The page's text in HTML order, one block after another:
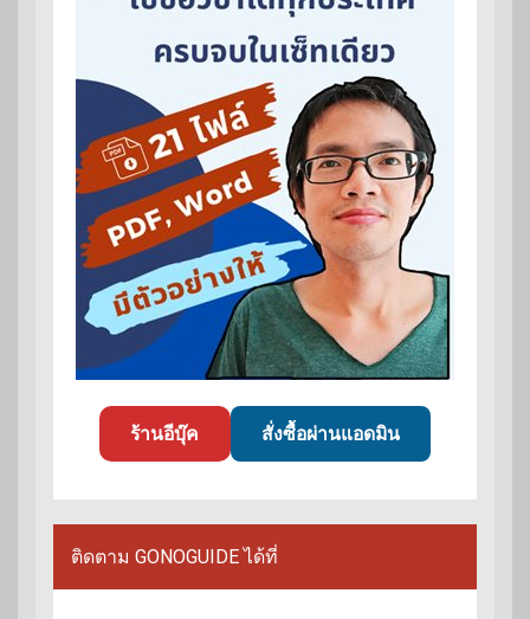
ร้านอีบุ๊ค สั่งซื้อผ่านแอดมิน
ติดตาม GONOGUIDE ได้ที่